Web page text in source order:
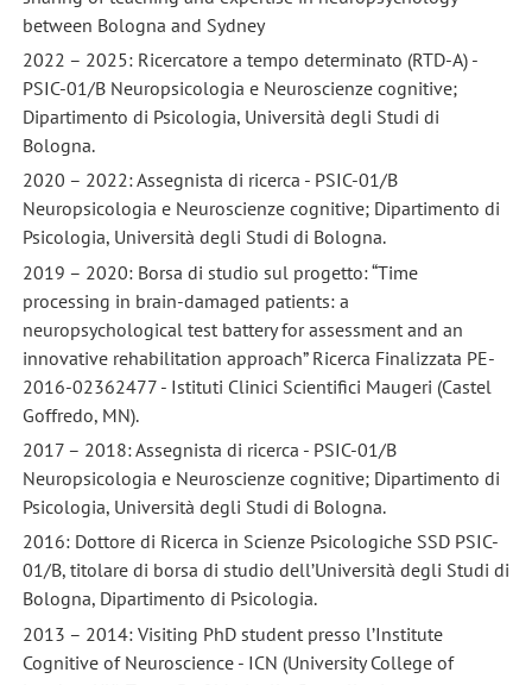
between Bologna and Sydney
2022 – 2025: Ricercatore a tempo determinato (RTD-A) -
PSIC-01/B Neuropsicologia e Neuroscienze cognitive;
Dipartimento di Psicologia, Università degli Studi di
Bologna.
2020 – 2022: Assegnista di ricerca - PSIC-01/B
Neuropsicologia e Neuroscienze cognitive; Dipartimento di
Psicologia, Università degli Studi di Bologna.
2019 – 2020: Borsa di studio sul progetto: “Time
processing in brain-damaged patients: a
neuropsychological test battery for assessment and an
innovative rehabilitation approach” Ricerca Finalizzata PE-
2016-02362477 - Istituti Clinici Scientifici Maugeri (Castel
Goffredo, MN).
2017 – 2018: Assegnista di ricerca - PSIC-01/B
Neuropsicologia e Neuroscienze cognitive; Dipartimento di
Psicologia, Università degli Studi di Bologna.
2016: Dottore di Ricerca in Scienze Psicologiche SSD PSIC-
01/B, titolare di borsa di studio dell’Università degli Studi di
Bologna, Dipartimento di Psicologia.
2013 – 2014: Visiting PhD student presso l’Institute
Cognitive of Neuroscience - ICN (University College of